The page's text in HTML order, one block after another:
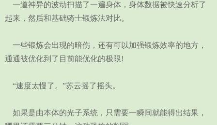
一道神异的波动扫描了一遍身体，身体数据被快速分析了
起来，然后和基础骑士锻炼法对比。
一些锻炼会出现的暗伤，还有可以加强锻炼效率的地方，
通通被优化到了目前能优化的极限!
“速度太慢了。”苏云摇了摇头。
如果是由本体的光子系统，只需要一瞬间就能得出结果，